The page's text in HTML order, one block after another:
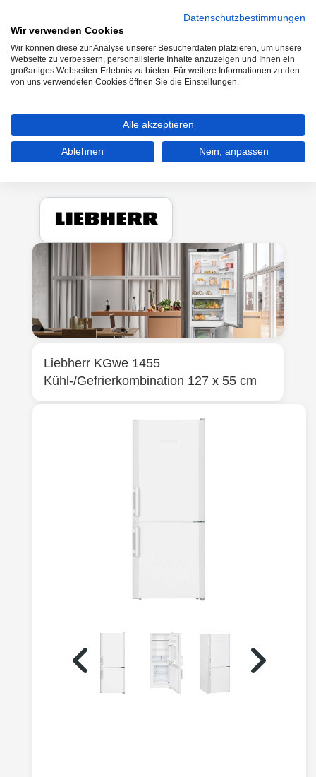
0
Stand Kühl- & Gefrierkombinationen
Liebherr KGwe 1455
Kühl-/Gefrierkombination 127 x 55 cm
Datenschutzbestimmungen
Wir verwenden Cookies
Wir können diese zur Analyse unserer Besucherdaten platzieren, um unsere
Webseite zu verbessern, personalisierte Inhalte anzuzeigen und Ihnen ein
großartiges Webseiten-Erlebnis zu bieten. Für weitere Informationen zu den
von uns verwendeten Cookies öffnen Sie die Einstellungen.
Alle akzeptieren
Ablehnen Nein, anpassen